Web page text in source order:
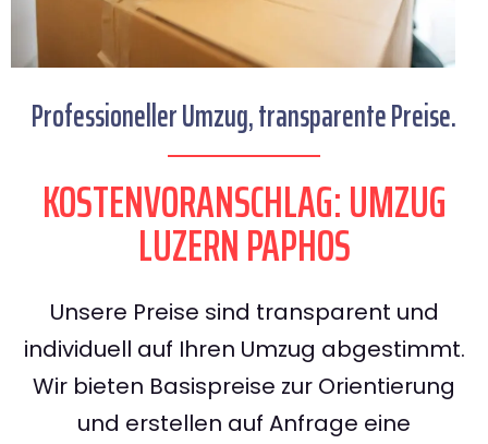
Professioneller Umzug, transparente Preise.
KOSTENVORANSCHLAG: UMZUG
LUZERN PAPHOS
Unsere Preise sind transparent und
individuell auf Ihren Umzug abgestimmt.
Wir bieten Basispreise zur Orientierung
und erstellen auf Anfrage eine